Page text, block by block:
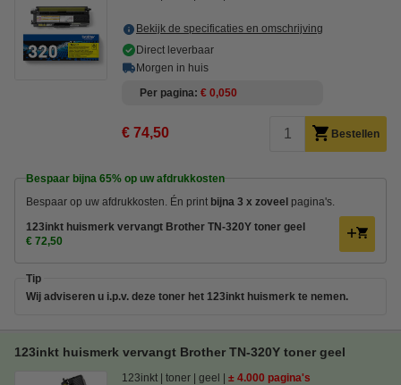
Bekijk de specificaties en omschrijving
Direct leverbaar
Morgen in huis
Per pagina € 0,050
€ 74,50 Bestellen
Bespaar bijna 65% op uw afdrukkosten
Bespaar op uw afdrukkosten. Én print bijna 3 x zoveel pagina's.
123inkt huismerk vervangt Brother TN-320Y toner geel
€ 72,50
Tip
Wij adviseren u i.p.v. deze toner het 123inkt huismerk te nemen.
123inkt huismerk vervangt Brother TN-320Y toner geel
123inkt toner geel ± 4.000 pagina's